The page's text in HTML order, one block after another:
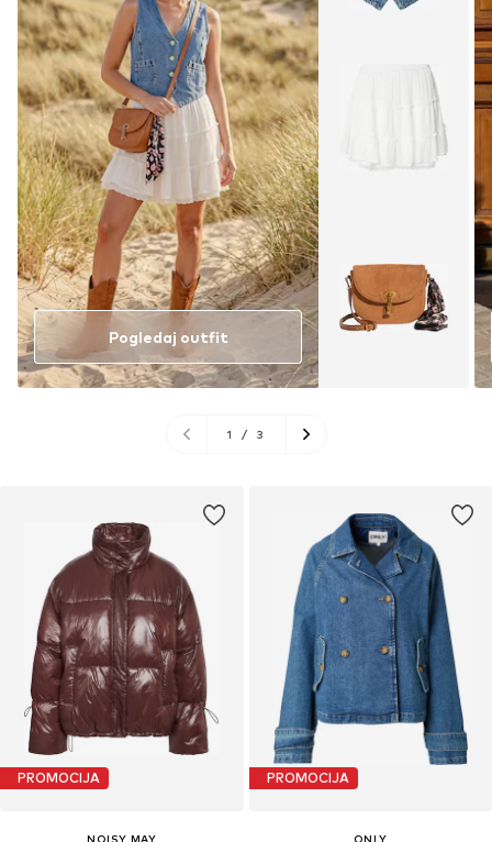
PROMOCIJA
NOISY MAY
PROMOCIJA
ONLY
Pogledaj outfit
1 / 3